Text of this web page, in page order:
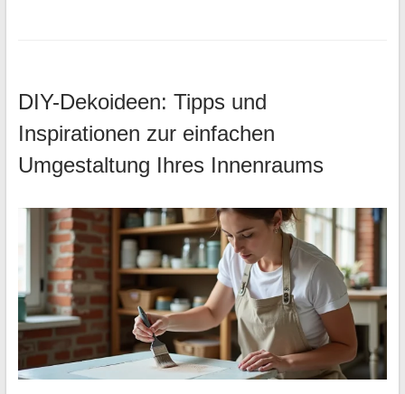
DIY-Dekoideen: Tipps und
Inspirationen zur einfachen
Umgestaltung Ihres Innenraums